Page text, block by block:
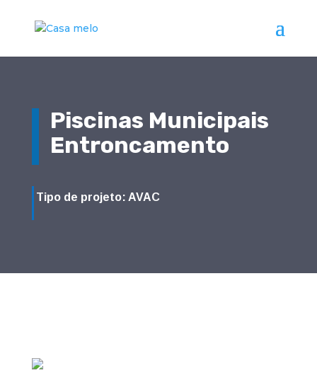
Piscinas Municipais
Entroncamento
Tipo de projeto: AVAC